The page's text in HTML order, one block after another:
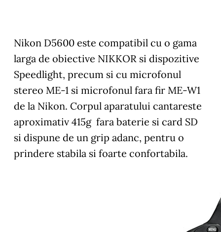
Nikon D5600 este compatibil cu o gama
larga de obiective NIKKOR si dispozitive
Speedlight, precum si cu microfonul
stereo ME-1 si microfonul fara fir ME-W1
de la Nikon. Corpul aparatului cantareste
aproximativ 415g fara baterie si card SD
si dispune de un grip adanc, pentru o
prindere stabila si foarte confortabila.